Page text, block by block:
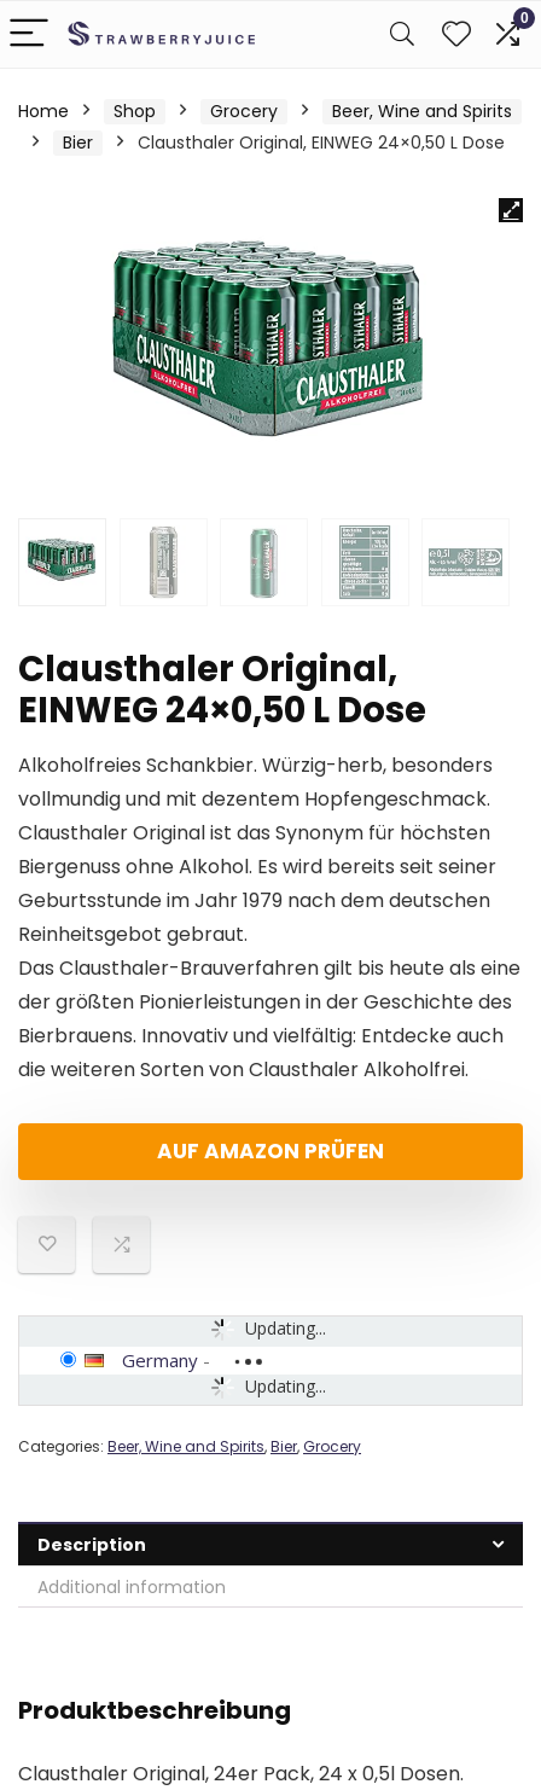
0
Home Shop Grocery
Beer, Wine and Spirits
Bier
Clausthaler Original, EINWEG 24×0,50 L Dose
Clausthaler Original,
EINWEG 24×0,50 L Dose
Alkoholfreies Schankbier. Würzig-herb, besonders
vollmundig und mit dezentem Hopfengeschmack.
Clausthaler Original ist das Synonym für höchsten
Biergenuss ohne Alkohol. Es wird bereits seit seiner
Geburtsstunde im Jahr 1979 nach dem deutschen
Reinheitsgebot gebraut.
Das Clausthaler-Brauverfahren gilt bis heute als eine
der größten Pionierleistungen in der Geschichte des
Bierbrauens. Innovativ und vielfältig: Entdecke auch
die weiteren Sorten von Clausthaler Alkoholfrei.
AUF AMAZON PRÜFEN
Updating...
Updating...
Germany -
Categories: Beer, Wine and Spirits,Bier,Grocery
Description
Additional information
Produktbeschreibung
Clausthaler Original, 24er Pack, 24 x 0,5l Dosen.